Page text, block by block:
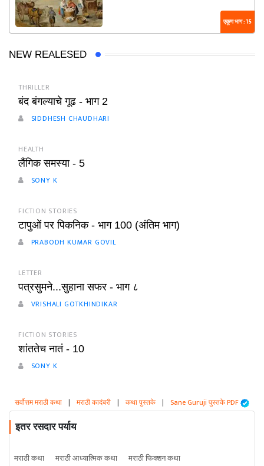
एकूण भाग : 15
NEW REALESED
THRILLER
बंद बंगल्याचे गूढ - भाग 2
SIDDHESH CHAUDHARI
HEALTH
लैंगिक समस्या - 5
SONY K
FICTION STORIES
टापुओं पर पिकनिक - भाग 100 (अंतिम भाग)
PRABODH KUMAR GOVIL
LETTER
पत्रसुमने...सुहाना सफर - भाग ८
VRISHALI GOTKHINDIKAR
FICTION STORIES
शांततेच नातं - 10
SONY K
सर्वोत्तम मराठी कथा | मराठी कादंबरी | कथा पुस्तके | Sane Guruji पुस्तके PDF
इतर रसदार पर्याय
मराठी कथा मराठी आध्यात्मिक कथा
मराठी फिक्शन कथा